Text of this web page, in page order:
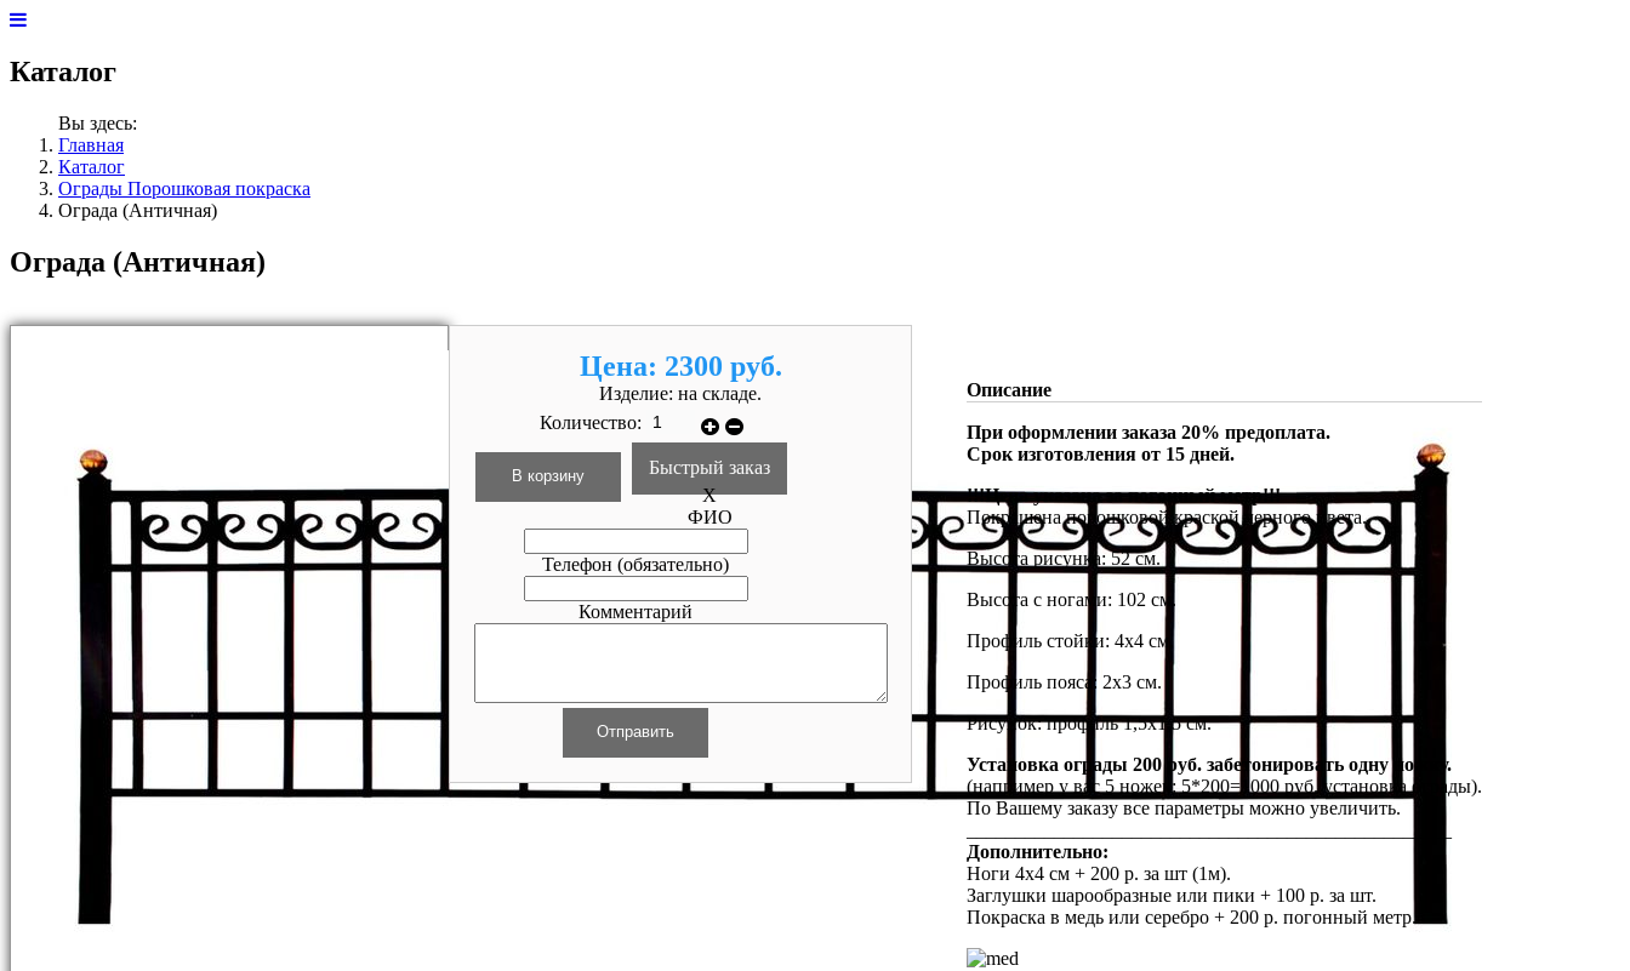
Каталог
Вы здесь:
Главная
Каталог
Ограды Порошковая покраска
Ограда (Античная)
Ограда (Античная)
Цена: 2300 руб.
Изделие: на складе.
Количество:
Быстрый заказ
X
ФИО
Телефон (обязательно)
Комментарий
Описание
При оформлении заказа 20% предоплата.
Срок изготовления от 15 дней.
!!!Цена указана за погонный метр!!!
Покрашена порошковой краской черного цвета.
Высота рисунка: 52 см.
Высота с ногами: 102 см.
Профиль стойки: 4х4 см.
Профиль пояса: 2х3 см.
Рисунок: профиль 1,5х1,5 см.
Установка ограды 200 руб. забетонировать одну ножку.
(например у вас 5 ножек: 5*200=1000 руб. установка ограды).
По Вашему заказу все параметры можно увеличить.
Дополнительно:
Ноги 4х4 см + 200 р. за шт (1м).
Заглушки шарообразные или пики + 100 р. за шт.
Покраска в медь или серебро + 200 р. погонный метр.